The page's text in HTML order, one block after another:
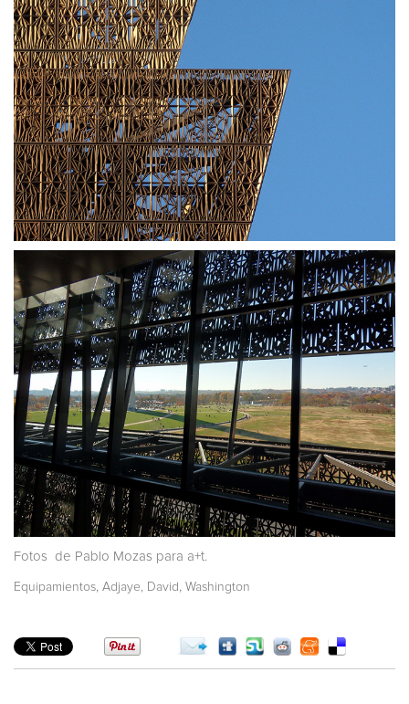
Fotos de Pablo Mozas para a+t.
Equipamientos Adjaye, David Washington